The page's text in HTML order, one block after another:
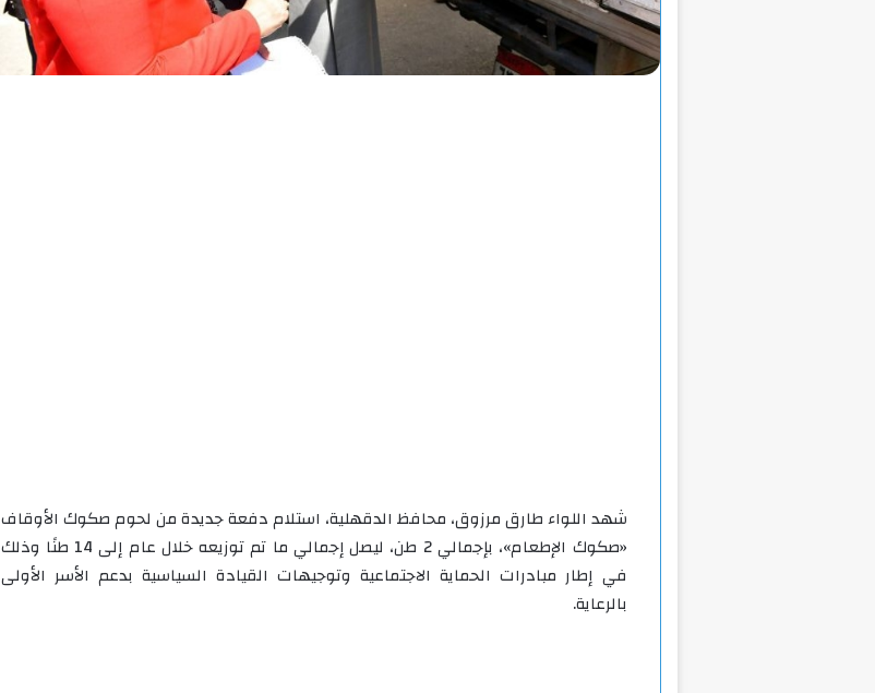
شهد اللواء طارق مرزوق، محافظ الدقهلية، استلام دفعة جديدة من لحوم صكوك الأوقاف
«صكوك الإطعام»، بإجمالي 2 طن، ليصل إجمالي ما تم توزيعه خلال عام إلى 14 طنًا وذلك
في إطار مبادرات الحماية الاجتماعية وتوجيهات القيادة السياسية بدعم الأسر الأولى
بالرعاية.